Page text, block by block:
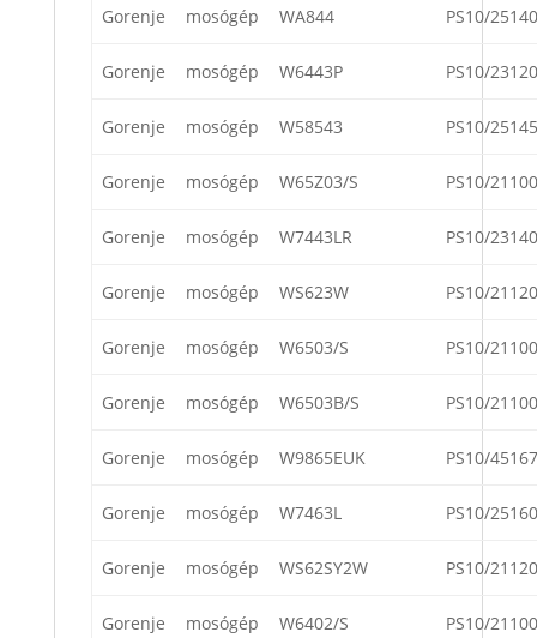
Gorenje mosógép WA844 PS10/25140
Gorenje mosógép W6443P PS10/23120
Gorenje mosógép W58543 PS10/25145
Gorenje mosógép W65Z03/S PS10/21100
Gorenje mosógép W7443LR PS10/23140
Gorenje mosógép WS623W PS10/21120
Gorenje mosógép W6503/S PS10/21100
Gorenje mosógép W6503B/S PS10/21100
Gorenje mosógép W9865EUK PS10/45167
Gorenje mosógép W7463L PS10/25160
Gorenje mosógép WS62SY2W PS10/21120
Gorenje mosógép W6402/S PS10/21100